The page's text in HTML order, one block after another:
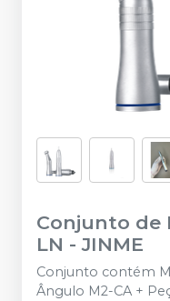
Conjunto de
LN - JINME
Conjunto contém
Ângulo M2-CA +